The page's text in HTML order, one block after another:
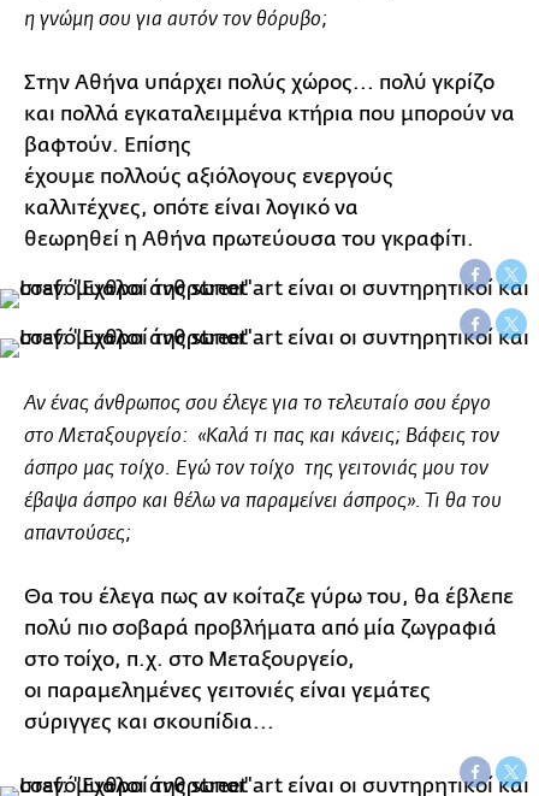
η γνώμη σου για αυτόν τον θόρυβο;
Στην Αθήνα υπάρχει πολύς χώρος... πολύ γκρίζο
και πολλά εγκαταλειμμένα κτήρια που μπορούν να
βαφτούν. Επίσης
έχουμε πολλούς αξιόλογους ενεργούς
καλλιτέχνες, οπότε είναι λογικό να
θεωρηθεί η Αθήνα πρωτεύουσα του γκραφίτι.
Αν ένας άνθρωπος σου έλεγε για το τελευταίο σου έργο
στο Μεταξουργείο: «Καλά τι πας και κάνεις; Βάφεις τον
άσπρο μας τοίχο. Εγώ τον τοίχο της γειτονιάς μου τον
έβαψα άσπρο και θέλω να παραμείνει άσπρος». Τι θα του
απαντούσες;
Θα του έλεγα πως αν κοίταζε γύρω του, θα έβλεπε
πολύ πιο σοβαρά προβλήματα από μία ζωγραφιά
στο τοίχο, π.χ. στο Μεταξουργείο,
οι παραμελημένες γειτονιές είναι γεμάτες
σύριγγες και σκουπίδια...